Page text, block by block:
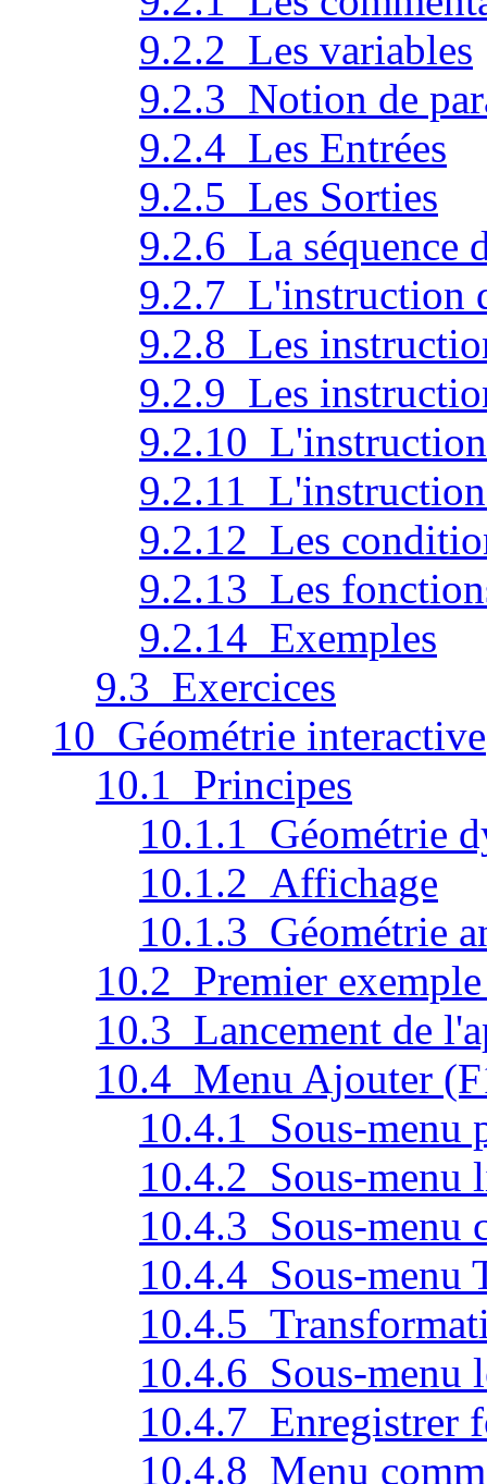
9.2.2 Les variables
9.2.3 Notion de
9.2.4 Les Entrées
9.2.5 Les Sorties
9.2.6 La séquence
9.2.7 L'instruction
9.2.8 Les
9.2.9 Les
9.2.10 L'instruction
9.2.11 L'instruction
9.2.12 Les
9.2.13 Les
9.2.14 Exemples
9.3 Exercices
10 Géométrie interactive
10.1 Principes
10.1.1 Géométrie
10.1.2 Affichage
10.1.3 Géométrie
10.2 Premier
10.3 Lancement de
10.4 Menu Ajouter
10.4.1 Sous-menu
10.4.2 Sous-menu
10.4.3 Sous-menu
10.4.4 Sous-menu
10.4.5
10.4.6 Sous-menu
10.4.7 Enregistrer
10.4.8 Menu